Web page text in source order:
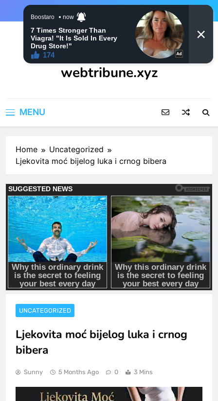
webtribune.xyz
MENU
Home
Uncategorized
Ljekovita moć bijelog luka i crnog bibera
UNCATEGORIZED
Ljekovita moć bijelog luka i crnog
bibera
Sunny 5 Months Ago 0 3 Mins